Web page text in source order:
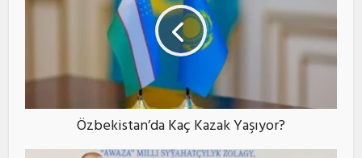
Özbekistan’da Kaç Kazak Yaşıyor?